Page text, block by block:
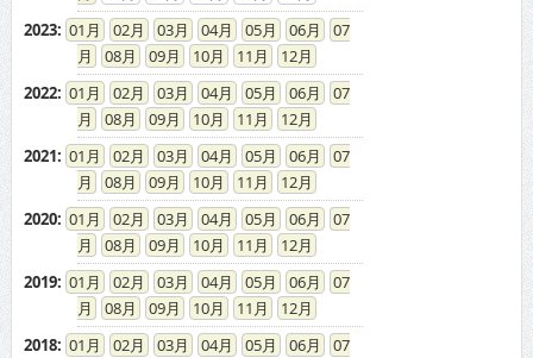
2023: 01 02 03 04 05 06
07
08
09 10 11
12
2022: 01 02 03 04 05 06
07
08
09 10 11
12
2021: 01 02 03 04 05 06
07
08
09 10 11
12
2020: 01 02 03 04 05 06
07
08
09 10 11
12
2019: 01 02 03 04 05 06
07
08
09 10 11
12
2018: 01 02 03 04 05 06
07